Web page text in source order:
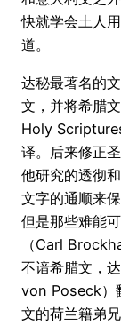
快就学会土人
道。
达秘最著名的
文，并将希腊
Holy
译。后来修正
他研究的透彻
文字的通顺来
但是那些难能
（Carl
不谙希腊文，
von Poseck）
文的荷兰籍弟